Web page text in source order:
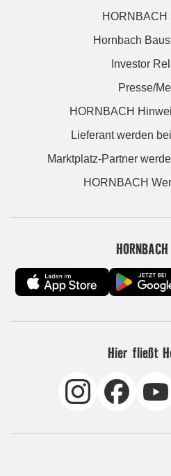
HORNBACH
Hornbach
Investor
Presse/
HORNBACH
Lieferant werden
Marktplatz-Partner
HORNBACH
Hier fließt